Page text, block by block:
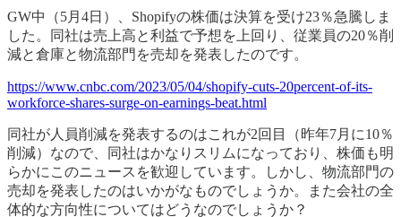
GW中（5月4日）、Shopifyの株価は決算を受け23％急騰しま
した。同社は売上高と利益で予想を上回り、従業員の20％削
減と倉庫と物流部門を売却を発表したのです。
https://www.cnbc.com/2023/05/04/shopify-cuts-20percent-of-its-
workforce-shares-surge-on-earnings-beat.html
同社が人員削減を発表するのはこれが2回目（昨年7月に10％
削減）なので、同社はかなりスリムになっており、株価も明
らかにこのニュースを歓迎しています。しかし、物流部門の
売却を発表したのはいかがなものでしょうか。また会社の全
体的な方向性についてはどうなのでしょうか？